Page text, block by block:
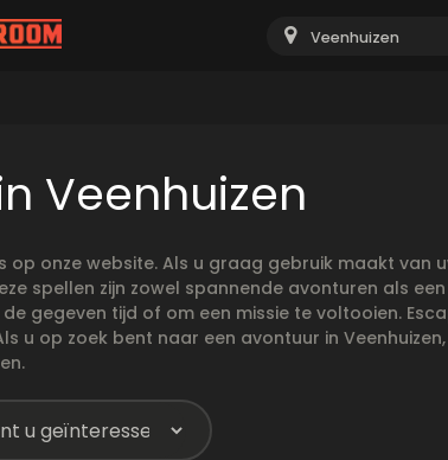
Veenhuizen
Veenhuizen
op onze website. Als u graag gebruik maakt van
spellen zijn zowel spannende avonturen als
gegeven tijd of om een missie te voltooien.
u op zoek bent naar een avontuur in